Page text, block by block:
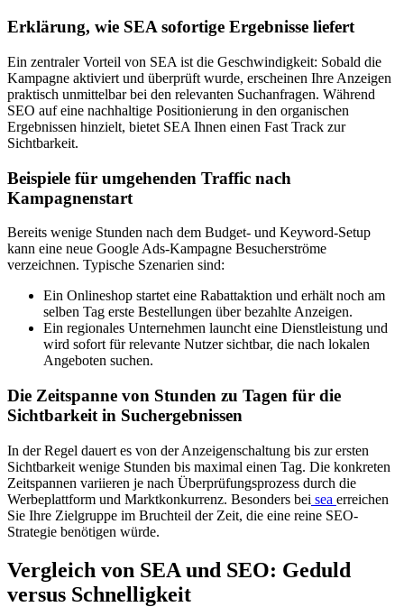
Erklärung, wie SEA sofortige Ergebnisse liefert
Ein zentraler Vorteil von SEA ist die Geschwindigkeit: Sobald die
Kampagne aktiviert und überprüft wurde, erscheinen Ihre Anzeigen
praktisch unmittelbar bei den relevanten Suchanfragen. Während
SEO auf eine nachhaltige Positionierung in den organischen
Ergebnissen hinzielt, bietet SEA Ihnen einen Fast Track zur
Sichtbarkeit.
Beispiele für umgehenden Traffic nach
Kampagnenstart
Bereits wenige Stunden nach dem Budget- und Keyword-Setup
kann eine neue Google Ads-Kampagne Besucherströme
verzeichnen. Typische Szenarien sind:
Ein Onlineshop startet eine Rabattaktion und erhält noch am
selben Tag erste Bestellungen über bezahlte Anzeigen.
Ein regionales Unternehmen launcht eine Dienstleistung und
wird sofort für relevante Nutzer sichtbar, die nach lokalen
Angeboten suchen.
Die Zeitspanne von Stunden zu Tagen für die
Sichtbarkeit in Suchergebnissen
In der Regel dauert es von der Anzeigenschaltung bis zur ersten
Sichtbarkeit wenige Stunden bis maximal einen Tag. Die konkreten
Zeitspannen variieren je nach Überprüfungsprozess durch die
Werbeplattform und Marktkonkurrenz. Besonders bei sea erreichen
Sie Ihre Zielgruppe im Bruchteil der Zeit, die eine reine SEO-
Strategie benötigen würde.
Vergleich von SEA und SEO: Geduld
versus Schnelligkeit